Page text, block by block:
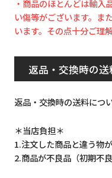
・商品のほとんどは輸入
い傷等がございます。ま
います。その点十分ご理
返品・交換時の送
返品・交換時の送料につ
＊当店負担＊
1.注文した商品と違う物が
2.商品が不良品（初期不